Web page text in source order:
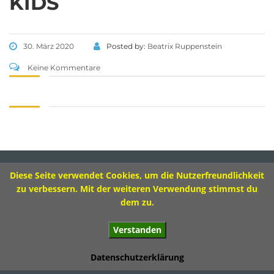
30. März 2020 Posted by: Beatrix Ruppenstein
Keine Kommentare
Tel 09571 – 2082
Sekretariat
Montag 8.00 – 12.00 Uhr
Mittwoch 8.00 – 11.30 Uhr
Impressum
© 2017 Ivo-Hennemann-Grundschule Bad Staffelstein
Diese Seite verwendet Cookies, um die Nutzerfreundlichkeit
zu verbessern. Mit der weiteren Verwendung stimmst du
dem zu.
Verstanden
Datenschutzerklärung